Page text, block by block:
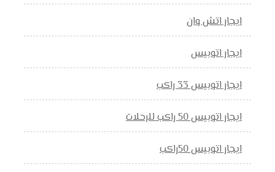
ايجار اتش وان
ايجار اتوبيس
ايجار اتوبيس 33 راكب
ايجار اتوبيس 50 راكب للرحلات
ايجار اتوبيس 50راكب